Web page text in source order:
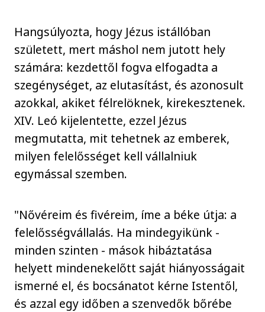
Hangsúlyozta, hogy Jézus istállóban
született, mert máshol nem jutott hely
számára: kezdettől fogva elfogadta a
szegénységet, az elutasítást, és azonosult
azokkal, akiket félrelöknek, kirekesztenek.
XIV. Leó kijelentette, ezzel Jézus
megmutatta, mit tehetnek az emberek,
milyen felelősséget kell vállalniuk
egymással szemben.
"Nővéreim és fivéreim, íme a béke útja: a
felelősségvállalás. Ha mindegyikünk -
minden szinten - mások hibáztatása
helyett mindenekelőtt saját hiányosságait
ismerné el, és bocsánatot kérne Istentől,
és azzal egy időben a szenvedők bőrébe